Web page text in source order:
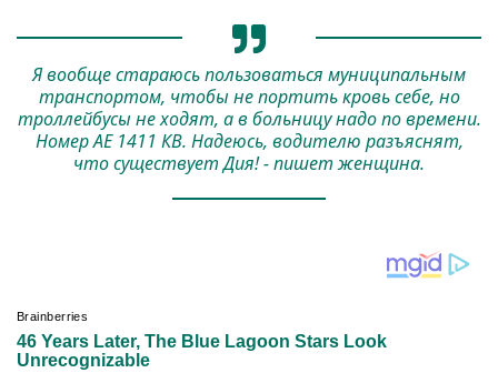
Я вообще стараюсь пользоваться муниципальным
транспортом, чтобы не портить кровь себе, но
троллейбусы не ходят, а в больницу надо по времени.
Номер АЕ 1411 КВ. Надеюсь, водителю разъяснят,
что существует Дия! - пишет женщина.